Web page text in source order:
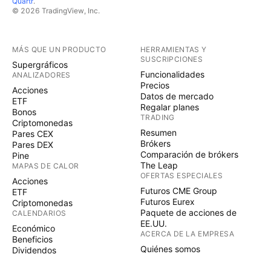
© 2026 TradingView, Inc.
MÁS QUE UN PRODUCTO
Supergráficos
ANALIZADORES
Acciones
ETF
Bonos
Criptomonedas
Pares CEX
Pares DEX
Pine
MAPAS DE CALOR
Acciones
ETF
Criptomonedas
CALENDARIOS
Económico
Beneficios
Dividendos
HERRAMIENTAS Y
SUSCRIPCIONES
Funcionalidades
Precios
Datos de mercado
Regalar planes
TRADING
Resumen
Brókers
Comparación de brókers
The Leap
OFERTAS ESPECIALES
Futuros CME Group
Futuros Eurex
Paquete de acciones de
EE.UU.
ACERCA DE LA EMPRESA
Quiénes somos